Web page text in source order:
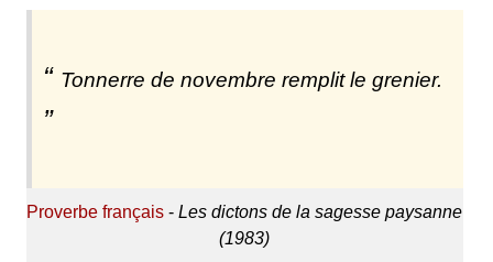
Tonnerre de novembre remplit le grenier.
Proverbe français -Les dictons de la sagesse paysanne
(1983)